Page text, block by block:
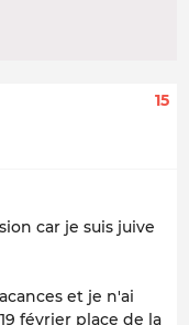
15
car je suis juive
et je n'ai
février place de la